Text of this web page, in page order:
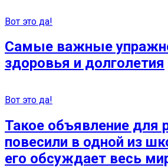
Вот это да!
Самые важные
здоровья и долголетия
Вот это да!
Такое объявление для
повесили в одной из
его обсуждает весь